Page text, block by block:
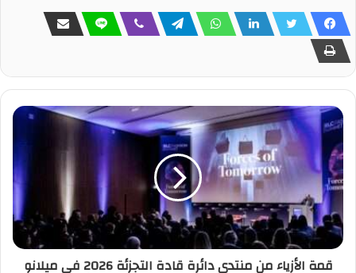
قمة الأزياء من منتدى دائرة قادة التجزئة 2026 في ميلانو